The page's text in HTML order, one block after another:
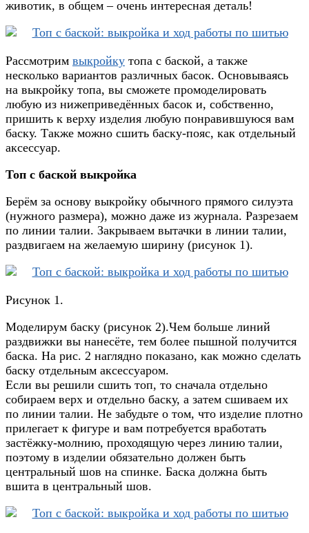
животик, в общем – очень интересная деталь!
Рассмотрим выкройку топа с баской, а также
несколько вариантов различных басок. Основываясь
на выкройку топа, вы сможете промоделировать
любую из нижеприведённых басок и, собственно,
пришить к верху изделия любую понравившуюся вам
баску. Также можно сшить баску-пояс, как отдельный
аксессуар.
Топ с баской выкройка
Берём за основу выкройку обычного прямого силуэта
(нужного размера), можно даже из журнала. Разрезаем
по линии талии. Закрываем вытачки в линии талии,
раздвигаем на желаемую ширину (рисунок 1).
Рисунок 1.
Моделирум баску (рисунок 2).Чем больше линий
раздвижки вы нанесёте, тем более пышной получится
баска. На рис. 2 наглядно показано, как можно сделать
баску отдельным аксессуаром.
Если вы решили сшить топ, то сначала отдельно
собираем верх и отдельно баску, а затем сшиваем их
по линии талии. Не забудьте о том, что изделие плотно
прилегает к фигуре и вам потребуется вработать
застёжку-молнию, проходящую через линию талии,
поэтому в изделии обязательно должен быть
центральный шов на спинке. Баска должна быть
вшита в центральный шов.